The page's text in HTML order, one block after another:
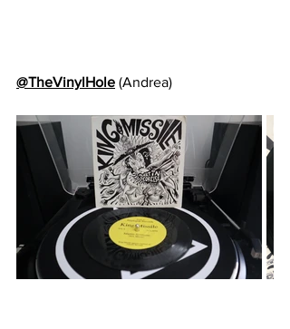
@TheVinylHole (Andrea)